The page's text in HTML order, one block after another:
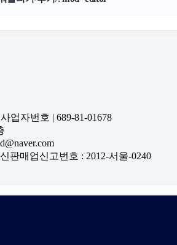
업자번호 | 689-81-01678
판매업신고번호 : 2012-서울-0240